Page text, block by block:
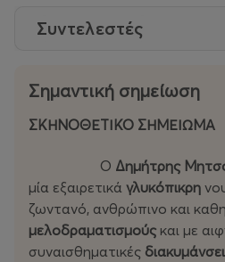
Συντελεστές
Σημαντική σημείωση
ΣΚΗΝΟΘΕΤΙΚΟ ΣΗΜΕΙΩΜΑ
Ο Δημήτρης
μία εξαιρετικά γλυκόπικρη
ζωντανό, ανθρώπινο και
μελοδραματισμούς και με
συναισθηματικές